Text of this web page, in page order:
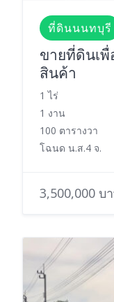
ที่ดินนนทบุรี
ขายที่ดินเพื่
สินค้า
1 ไร่
1 งาน
100 ตารางวา
โฉนด น.ส.4 จ.
3,500,000 บ